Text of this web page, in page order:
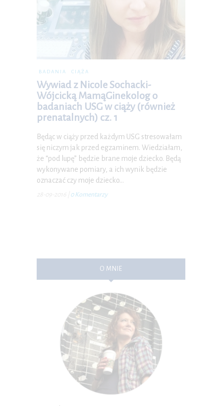
BADANIA CIĄŻA
Wywiad z Nicole Sochacki-
Wójcicką MamąGinekolog o
badaniach USG w ciąży (również
prenatalnych) cz. 1
Będąc w ciąży przed każdym USG stresowałam
się niczym jak przed egzaminem. Wiedziałam,
że “pod lupę” będzie brane moje dziecko. Będą
wykonywane pomiary, a ich wynik będzie
oznaczać czy moje dziecko…
28-09-2016 0 Komentarzy
O MNIE